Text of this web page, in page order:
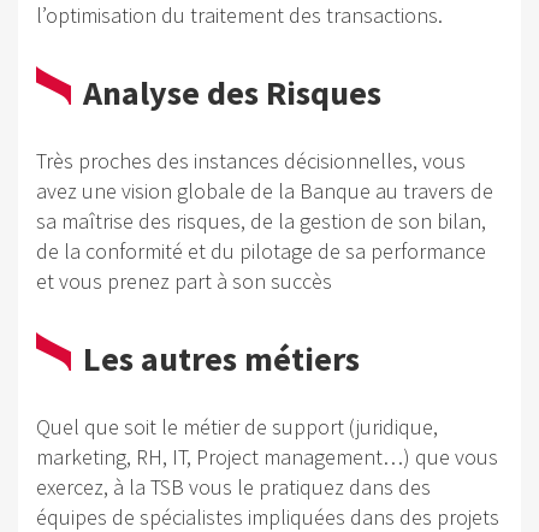
l’optimisation du traitement des transactions.
Analyse des Risques
Très proches des instances décisionnelles, vous
avez une vision globale de la Banque au travers de
sa maîtrise des risques, de la gestion de son bilan,
de la conformité et du pilotage de sa performance
et vous prenez part à son succès
Les autres métiers
Quel que soit le métier de support (juridique,
marketing, RH, IT, Project management…) que vous
exercez, à la TSB vous le pratiquez dans des
équipes de spécialistes impliquées dans des projets